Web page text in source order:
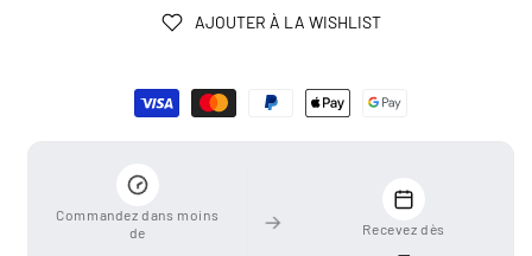
AJOUTER À LA WISHLIST
Commandez dans moins
de
Recevez dès